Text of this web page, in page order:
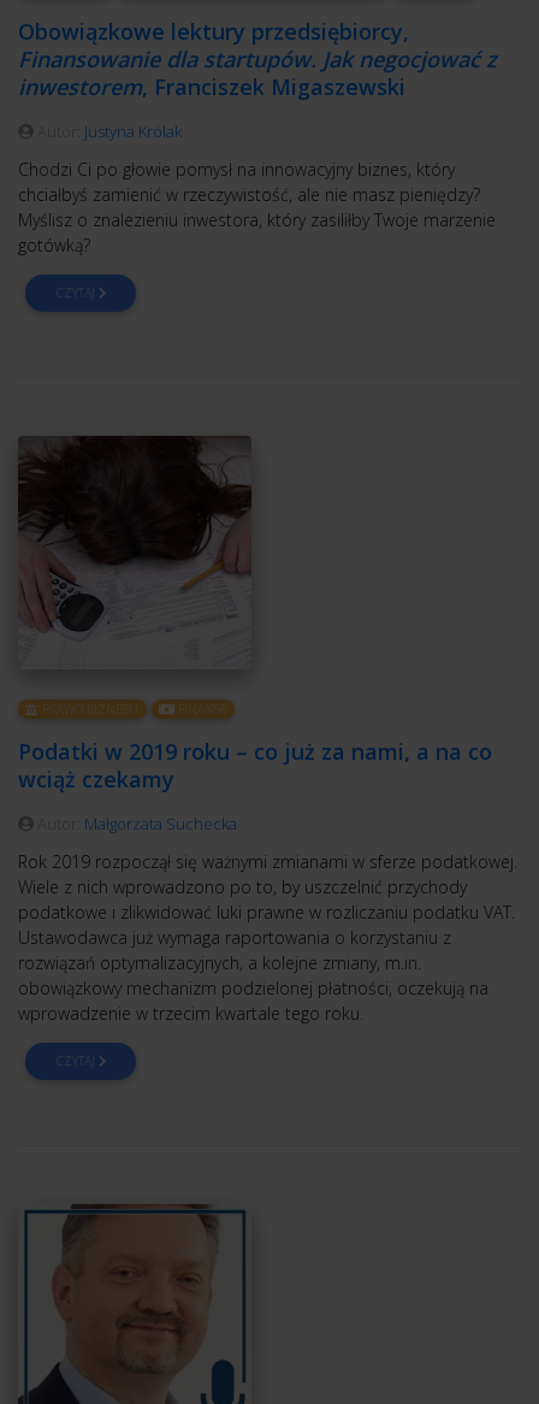
Obowiązkowe lektury przedsiębiorcy,
Finansowanie dla startupów. Jak negocjować z
inwestorem, Franciszek Migaszewski
Justyna Królak
Chodzi Ci po głowie pomysł na innowacyjny biznes, który
chciałbyś zamienić w rzeczywistość, ale nie masz pieniędzy?
Myślisz o znalezieniu inwestora, który zasiliłby Twoje marzenie
gotówką?
CZYTAJ
PRAWO BIZNESU FINANSE
Podatki w 2019 roku – co już za nami, a na co
wciąż czekamy
Małgorzata Suchecka
Rok 2019 rozpoczął się ważnymi zmianami w sferze podatkowej.
Wiele z nich wprowadzono po to, by uszczelnić przychody
podatkowe i zlikwidować luki prawne w rozliczaniu podatku VAT.
Ustawodawca już wymaga raportowania o korzystaniu z
rozwiązań optymalizacyjnych, a kolejne zmiany, m.in.
obowiązkowy mechanizm podzielonej płatności, oczekują na
wprowadzenie w trzecim kwartale tego roku.
CZYTAJ